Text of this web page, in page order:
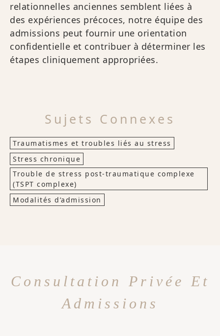
relationnelles anciennes semblent liées à
des expériences précoces, notre équipe des
admissions peut fournir une orientation
confidentielle et contribuer à déterminer les
étapes cliniquement appropriées.
Sujets Connexes
Traumatismes et troubles liés au stress
Stress chronique
Trouble de stress post-traumatique complexe
(TSPT complexe)
Modalités d’admission
Consultation Privée Et
Admissions